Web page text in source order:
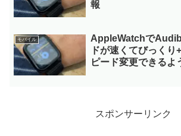
報
モバイル
AppleWatchで
ドが速くてびっくり
ピード変更できるよ
スポンサーリンク